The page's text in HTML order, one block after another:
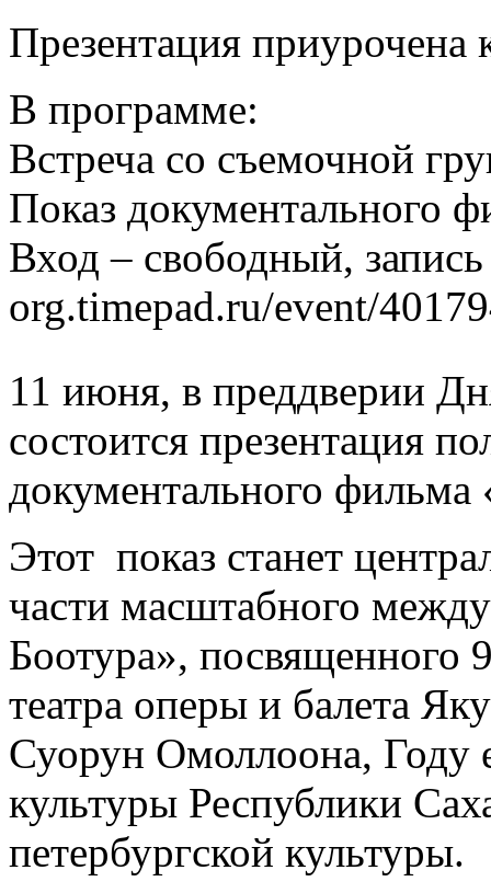
Презентация
В программе:
Встреча со съемочной
Показ документального
Вход – свободный,
org.timepad.ru/event/
11 июня, в преддверии
состоится презентация
документального фильма
Этот показ станет
части масштабного
Боотура», посвященного
театра оперы и балета
Суорун Омоллоона, Году
культуры Республики
петербургской культуры.